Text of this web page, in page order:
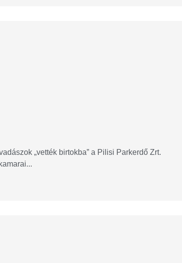
„vették birtokba” a Pilisi Parkerdő Zrt.